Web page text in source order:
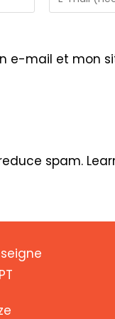
your
to
e-mail et mon
spam.